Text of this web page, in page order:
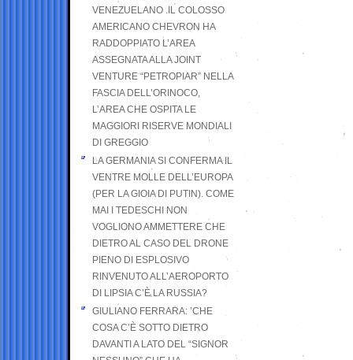
VENEZUELANO .IL COLOSSO
AMERICANO CHEVRON HA
RADDOPPIATO L’AREA
ASSEGNATA ALLA JOINT
VENTURE “PETROPIAR” NELLA
FASCIA DELL’ORINOCO,
L’AREA CHE OSPITA LE
MAGGIORI RISERVE MONDIALI
DI GREGGIO
LA GERMANIA SI CONFERMA IL
VENTRE MOLLE DELL’EUROPA
(PER LA GIOIA DI PUTIN). COME
MAI I TEDESCHI NON
VOGLIONO AMMETTERE CHE
DIETRO AL CASO DEL DRONE
PIENO DI ESPLOSIVO
RINVENUTO ALL’AEROPORTO
DI LIPSIA C’È LA RUSSIA?
GIULIANO FERRARA: ’CHE
COSA C’È SOTTO DIETRO
DAVANTI A LATO DEL “SIGNOR